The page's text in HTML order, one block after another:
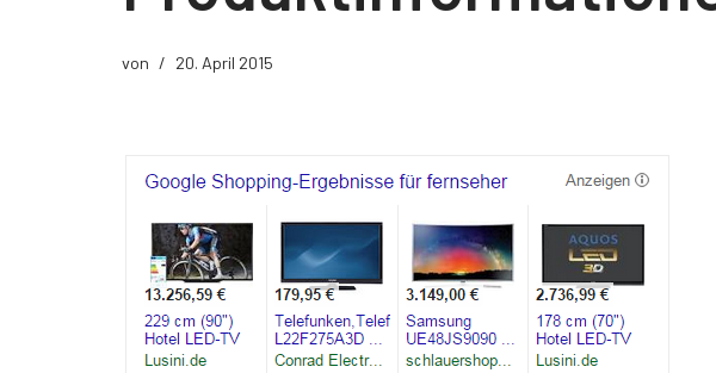
Joachim Schröder
12 Jahre Google Trainer
Rezension
Teilnehmerbericht 1
Top Ten Tipps
Top Ten Tipps für Google Ads
von 20. April 2015